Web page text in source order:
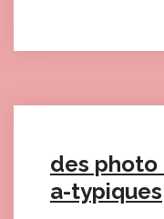
des photo
a-typiques